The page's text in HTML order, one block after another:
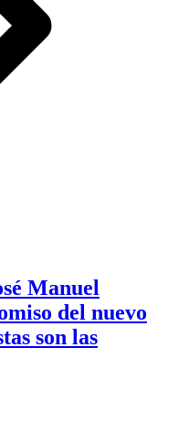
Manuel
del nuevo
son las